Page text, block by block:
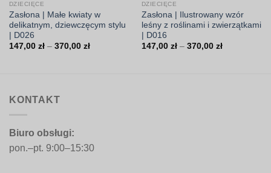
DZIECIĘCE
Zasłona | Małe kwiaty w
delikatnym, dziewczęcym stylu
| D026
147,00 zł – 370,00 złZakres
DZIECIĘCE
Zasłona | Ilustrowany wzór
leśny z roślinami i zwierzątkami
| D016
147,00 zł – 370,00 złZakres
KONTAKT
Biuro obsługi:
pon.–pt. 9:00–15:30